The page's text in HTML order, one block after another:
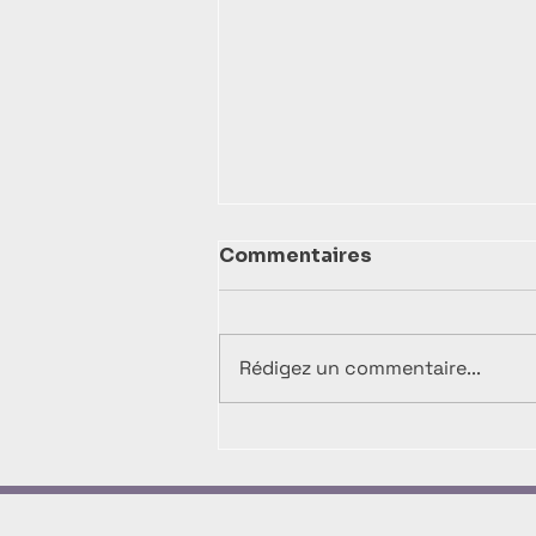
Commentaires
Rédigez un commentaire...